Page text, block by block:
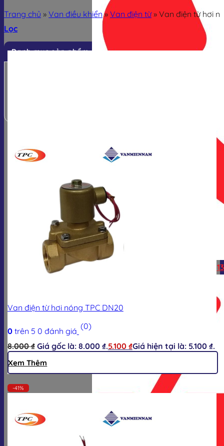
Trang chủ » Van điều khiển» Van điện từ» Van điện từ hơi
Lọc
Danh mục sản phẩm
Van điện từ hơi nóng TPC DN20
0trên 5 0 đánh giá (0)
8.000₫ Giá gốc là: 8.000 ₫.5.100 ₫Giá hiện tại là: 5.100 ₫.
Xem Thêm
-41%